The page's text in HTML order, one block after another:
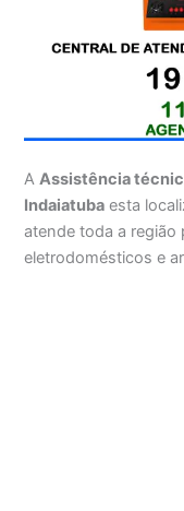
AAssistência
Indaiatuba esta
atende toda a região
eletrodomésticos e